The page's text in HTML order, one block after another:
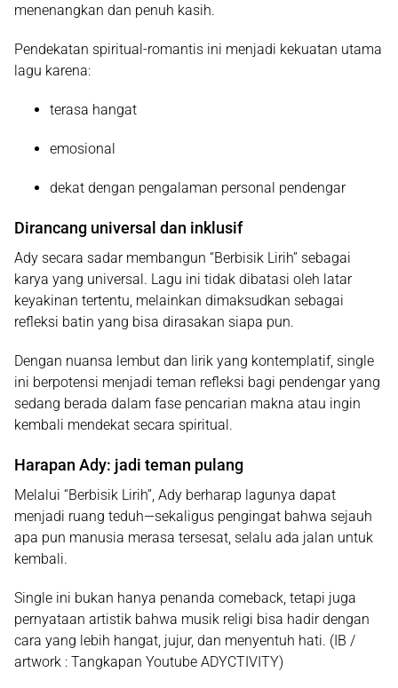
menenangkan dan penuh kasih.
Pendekatan spiritual-romantis ini menjadi kekuatan utama
lagu karena:
terasa hangat
emosional
dekat dengan pengalaman personal pendengar
Dirancang universal dan inklusif
Ady secara sadar membangun “Berbisik Lirih” sebagai
karya yang universal. Lagu ini tidak dibatasi oleh latar
keyakinan tertentu, melainkan dimaksudkan sebagai
refleksi batin yang bisa dirasakan siapa pun.
Dengan nuansa lembut dan lirik yang kontemplatif, single
ini berpotensi menjadi teman refleksi bagi pendengar yang
sedang berada dalam fase pencarian makna atau ingin
kembali mendekat secara spiritual.
Harapan Ady: jadi teman pulang
Melalui “Berbisik Lirih”, Ady berharap lagunya dapat
menjadi ruang teduh—sekaligus pengingat bahwa sejauh
apa pun manusia merasa tersesat, selalu ada jalan untuk
kembali.
Single ini bukan hanya penanda comeback, tetapi juga
pernyataan artistik bahwa musik religi bisa hadir dengan
cara yang lebih hangat, jujur, dan menyentuh hati. (IB /
artwork : Tangkapan Youtube ADYCTIVITY)